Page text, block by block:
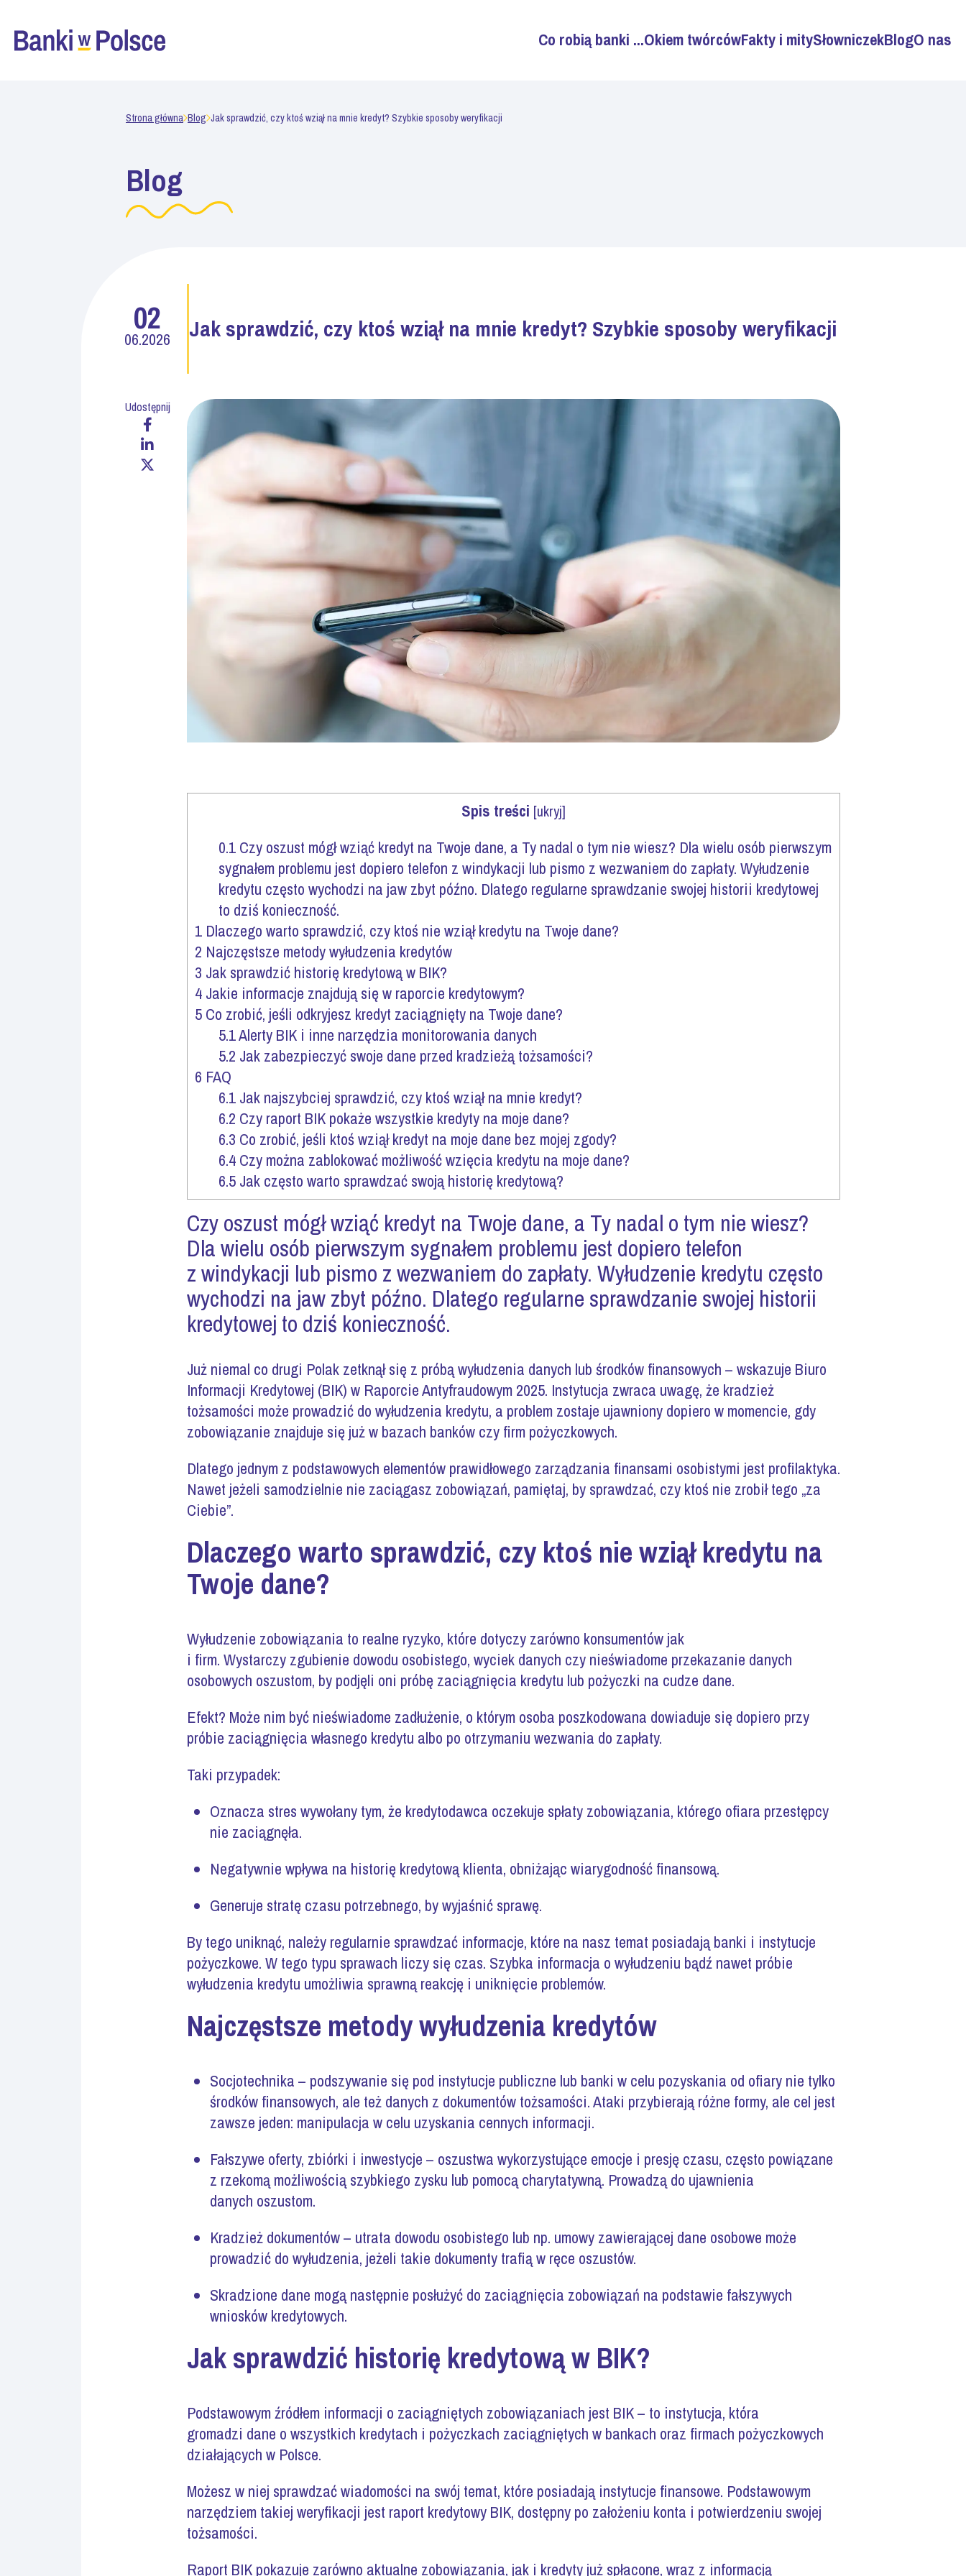
Co robią banki ...Okiem twórcówFakty i mitySłowniczekBlogO nas
Strona główna Blog Jak sprawdzić, czy ktoś wziął na mnie kredyt? Szybkie sposoby weryfikacji
Blog
02
06.2026 Jak sprawdzić, czy ktoś wziął na mnie kredyt? Szybkie sposoby weryfikacji
Udostępnij
Spis treści [ukryj]
0.1Czy oszust mógł wziąć kredyt na Twoje dane, a Ty nadal o tym nie wiesz? Dla wielu osób pierwszym
sygnałem problemu jest dopiero telefon z windykacji lub pismo z wezwaniem do zapłaty. Wyłudzenie
kredytu często wychodzi na jaw zbyt późno. Dlatego regularne sprawdzanie swojej historii kredytowej
to dziś konieczność.
1Dlaczego warto sprawdzić, czy ktoś nie wziął kredytu na Twoje dane?
2 Najczęstsze metody wyłudzenia kredytów
3 Jak sprawdzić historię kredytową w BIK?
4Jakie informacje znajdują się w raporcie kredytowym?
5Co zrobić, jeśli odkryjesz kredyt zaciągnięty na Twoje dane?
5.1Alerty BIK i inne narzędzia monitorowania danych
5.2 Jak zabezpieczyć swoje dane przed kradzieżą tożsamości?
6 FAQ
6.1Jak najszybciej sprawdzić, czy ktoś wziął na mnie kredyt?
6.2 Czy raport BIK pokaże wszystkie kredyty na moje dane?
6.3 Co zrobić, jeśli ktoś wziął kredyt na moje dane bez mojej zgody?
6.4Czy można zablokować możliwość wzięcia kredytu na moje dane?
6.5Jak często warto sprawdzać swoją historię kredytową?
Czyoszust mógłwziąć kredyt na Twoje dane, a Ty nadal o tym nie wiesz?
Dla wielu osób pierwszym sygnałem problemu jest dopiero telefon
z windykacji lub pismo z wezwaniem do zapłaty. Wyłudzenie kredytu często
wychodzi na jaw zbyt późno. Dlatego regularne sprawdzanie swojej historii
kredytowej to dziś konieczność.
Już niemal co drugi Polak zetknął się z próbą wyłudzenia danych lub środków finansowych – wskazuje Biuro
Informacji Kredytowej (BIK) w Raporcie Antyfraudowym 2025. Instytucja zwraca uwagę, że kradzież
tożsamości może prowadzić do wyłudzenia kredytu, a problem zostaje ujawniony dopiero w momencie, gdy
zobowiązanie znajduje się już w bazach banków czy firm pożyczkowych.
Dlatego jednym z podstawowych elementów prawidłowego zarządzania finansami osobistymi jest profilaktyka.
Nawet jeżeli samodzielnie nie zaciągasz zobowiązań, pamiętaj, by sprawdzać, czy ktoś nie zrobił tego „za
Ciebie”.
Dlaczego warto sprawdzić, czy ktoś nie wziął kredytu na
Twoje dane?
Wyłudzenie zobowiązania to realne ryzyko, które dotyczy zarówno konsumentów jak
i firm. Wystarczy zgubienie dowodu osobistego, wyciek danych czy nieświadome przekazanie danych
osobowych oszustom, by podjęli oni próbę zaciągnięcia kredytu lub pożyczki na cudze dane.
Efekt? Może nim być nieświadome zadłużenie, o którym osoba poszkodowana dowiaduje się dopiero przy
próbie zaciągnięcia własnego kredytu albo po otrzymaniu wezwania do zapłaty.
Taki przypadek:
Oznacza stres wywołany tym, że kredytodawca oczekuje spłaty zobowiązania, którego ofiara przestępcy
nie zaciągnęła.
Negatywnie wpływa na historię kredytową klienta, obniżając wiarygodność finansową.
Generuje stratę czasu potrzebnego, by wyjaśnić sprawę.
By tego uniknąć, należy regularnie sprawdzać informacje, które na nasz temat posiadają banki i instytucje
pożyczkowe. W tego typu sprawach liczy się czas. Szybka informacja o wyłudzeniu bądź nawet próbie
wyłudzenia kredytu umożliwia sprawną reakcję i uniknięcie problemów.
Najczęstsze metody wyłudzenia kredytów
Socjotechnika – podszywanie się pod instytucje publiczne lub banki w celu pozyskania od ofiary nie tylko
środków finansowych, ale też danych z dokumentów tożsamości. Ataki przybierają różne formy, ale cel jest
zawsze jeden: manipulacja w celu uzyskania cennych informacji.
Fałszywe oferty, zbiórki i inwestycje – oszustwa wykorzystujące emocje i presję czasu, często powiązane
z rzekomą możliwością szybkiego zysku lub pomocą charytatywną. Prowadzą do ujawnienia
danych oszustom.
Kradzież dokumentów – utrata dowodu osobistego lub np. umowy zawierającej dane osobowe może
prowadzić do wyłudzenia, jeżeli takie dokumenty trafią w ręce oszustów.
Skradzione dane mogą następnie posłużyć do zaciągnięcia zobowiązań na podstawie fałszywych
wniosków kredytowych.
Jak sprawdzić historię kredytową w BIK?
Podstawowym źródłem informacji o zaciągniętych zobowiązaniach jest BIK – to instytucja, która
gromadzi dane o wszystkich kredytach i pożyczkach zaciągniętych w bankach oraz firmach pożyczkowych
działających w Polsce.
Możesz w niej sprawdzać wiadomości na swój temat, które posiadają instytucje finansowe. Podstawowym
narzędziem takiej weryfikacji jest raport kredytowy BIK, dostępny po założeniu konta i potwierdzeniu swojej
tożsamości.
Raport BIK pokazuje zarówno aktualne zobowiązania, jak i kredyty już spłacone, wraz z informacją